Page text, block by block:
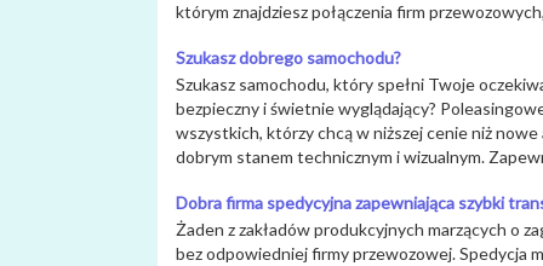
którym znajdziesz połączenia firm
Szukasz dobrego samochodu?
Szukasz samochodu, który spełni Twoje
bezpieczny i świetnie wyglądający?
wszystkich, którzy chcą w niższej cenie niż
dobrym stanem technicznym i wizualnym.
Dobra firma spedycyjna zapewniająca szybki
Żaden z zakładów produkcyjnych marzących o
bez odpowiedniej firmy przewozowej. Spedycja